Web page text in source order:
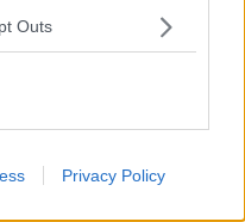
Outs
Privacy Policy
molto tempo per la verità e
Ivano, il marito di Tiziana
in grado di renderti
tanto!” come a dire so
sei stata infelice per non
ma non aveva mai